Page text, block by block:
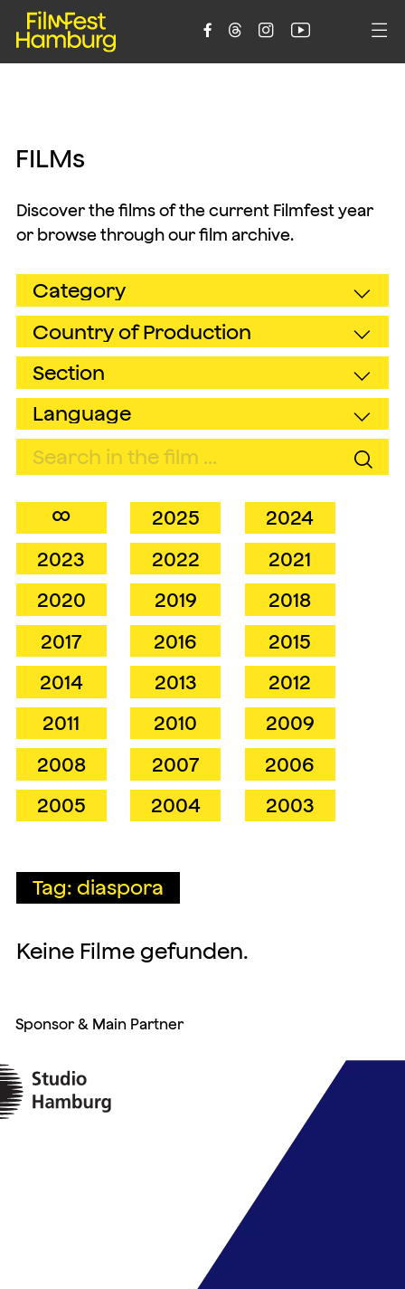
    
FILMs
Discover the films of the current Filmfest year
or browse through our film archive.
∞ 2025
2024
2023
2022
2021
2020
2019
2018
2017
2016
2015
2014
2013
2012
2011
2010
2009
2008
2007
2006
2005
2004 2003
Tag: diaspora
Keine Filme gefunden.
Sponsor & Main Partner